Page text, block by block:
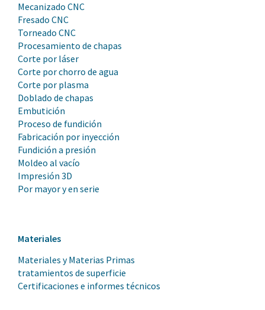
Mecanizado CNC
Fresado CNC
Torneado CNC
Procesamiento de chapas
Corte por láser
Corte por chorro de agua
Corte por plasma
Doblado de chapas
Embutición
Proceso de fundición
Fabricación por inyección
Fundición a presión
Moldeo al vacío
Impresión 3D
Por mayor y en serie
Materiales
Materiales y Materias Primas
tratamientos de superficie
Certificaciones e informes técnicos